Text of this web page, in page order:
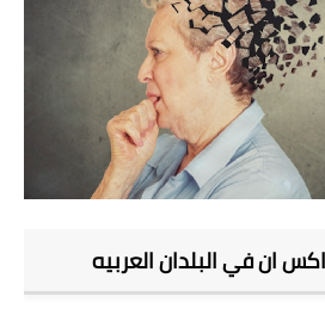
ان في البلدان العربيه